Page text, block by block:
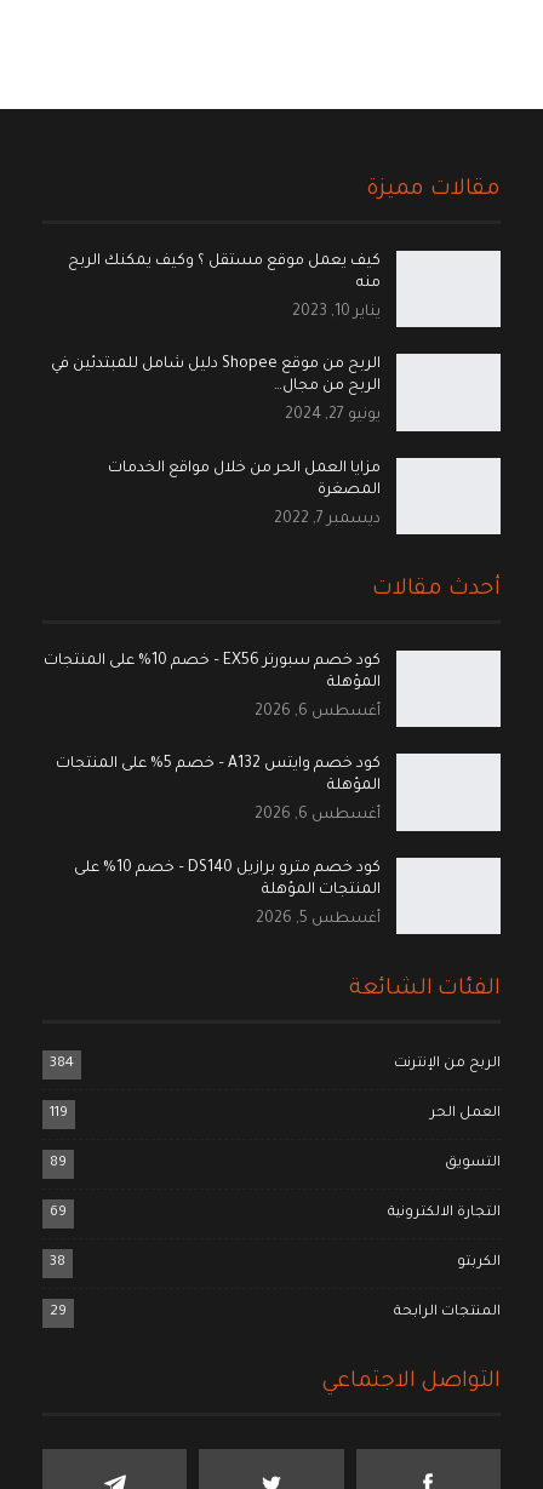
مقالات مميزة
كيف يعمل موقع مستقل ؟ وكيف يمكنك الربح
منه
يناير 10, 2023
الربح من موقع Shopee دليل شامل للمبتدئين في
الربح من مجال…
يونيو 27, 2024
مزايا العمل الحر من خلال مواقع الخدمات
المصغرة
ديسمبر 7, 2022
أحدث مقالات
كود خصم سبورتر EX56 – خصم 10% على المنتجات
المؤهلة
أغسطس 6, 2026
كود خصم وايتس A132 – خصم 5% على المنتجات
المؤهلة
أغسطس 6, 2026
كود خصم مترو برازيل DS140 – خصم 10% على
المنتجات المؤهلة
أغسطس 5, 2026
الفئات الشائعة
الربح من الإنترنت 384
العمل الحر 119
التسويق 89
التجارة الالكترونية 69
الكربتو 38
المنتجات الرابحة 29
التواصل الاجتماعي